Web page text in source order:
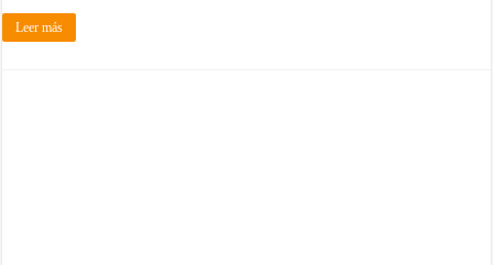
Leer más